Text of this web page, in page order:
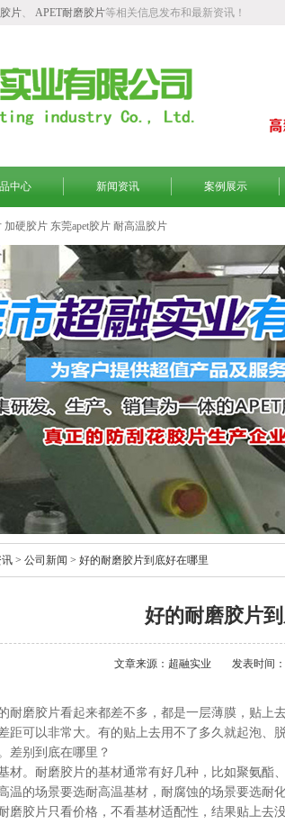
片、 APET耐磨胶片等相关信息发布和最新资讯！
中心 新闻资讯 案例展示
加硬胶片 东莞apet胶片 耐高温胶片
> 公司新闻 > 好的耐磨胶片到底好在哪里
好的耐磨胶片
文章来源：超融实业 发表时间
耐磨胶片看起来都差不多，都是一层薄膜，贴上
距可以非常大。有的贴上去用不了多久就起泡、
差别到底在哪里？
材。耐磨胶片的基材通常有好几种，比如聚氨酯
温的场景要选耐高温基材，耐腐蚀的场景要选耐
磨胶片只看价格，不看基材适配性，结果贴上去